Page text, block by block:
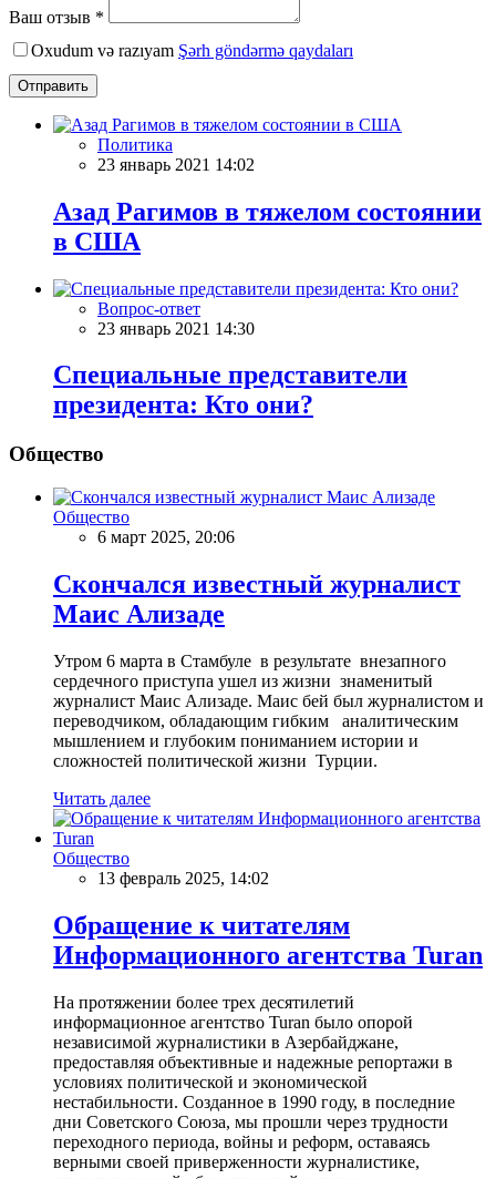
Ваш отзыв *
Oxudum və razıyam Şərh göndərmə qaydaları
Отправить
Политика
23 январь 2021 14:02
Азад Рагимов в тяжелом состоянии
в США
Вопрос-ответ
23 январь 2021 14:30
Специальные представители
президента: Кто они?
Общество
Общество
6 март 2025, 20:06
Скончался известный журналист
Маис Ализаде
Утром 6 марта в Стамбуле в результате внезапного
сердечного приступа ушел из жизни знаменитый
журналист Маис Ализаде. Маис бей был журналистом и
переводчиком, обладающим гибким аналитическим
мышлением и глубоким пониманием истории и
сложностей политической жизни Турции.
Читать далее
Общество
13 февраль 2025, 14:02
Обращение к читателям
Информационного агентства Turan
На протяжении более трех десятилетий
информационное агентство Turan было опорой
независимой журналистики в Азербайджане,
предоставляя объективные и надежные репортажи в
условиях политической и экономической
нестабильности. Созданное в 1990 году, в последние
дни Советского Союза, мы прошли через трудности
переходного периода, войны и реформ, оставаясь
верными своей приверженности журналистике,